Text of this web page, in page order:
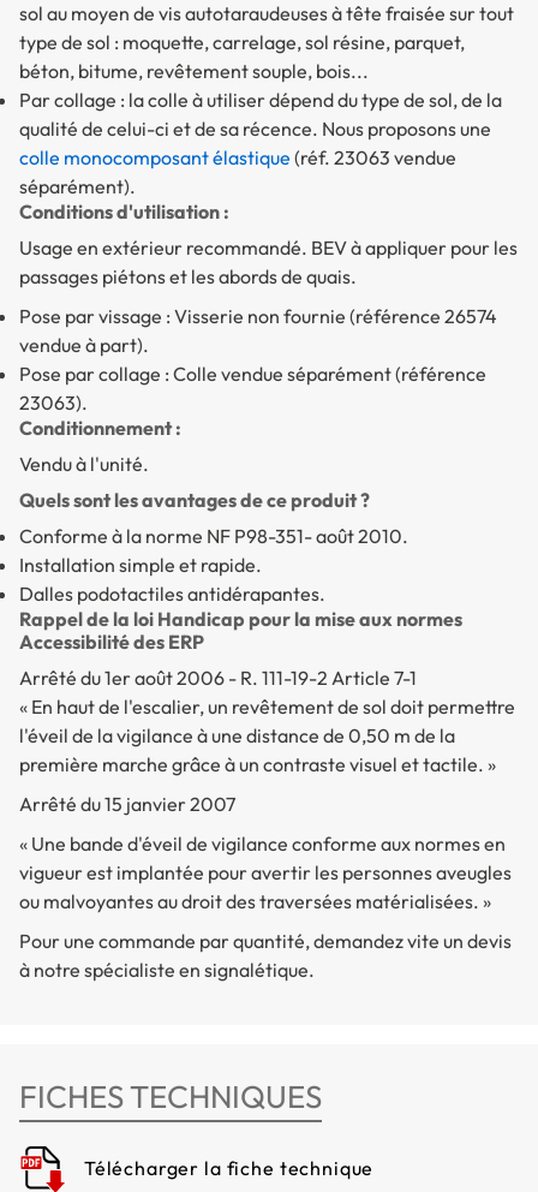
sol au moyen de vis autotaraudeuses à tête fraisée sur tout
type de sol : moquette, carrelage, sol résine, parquet,
béton, bitume, revêtement souple, bois...
Par collage : la colle à utiliser dépend du type de sol, de la
qualité de celui-ci et de sa récence. Nous proposons une
colle monocomposant élastique (réf. 23063 vendue
séparément).
Conditions d'utilisation :
Usage en extérieur recommandé. BEV à appliquer pour les
passages piétons et les abords de quais.
Pose par vissage : Visserie non fournie (référence 26574
vendue à part).
Pose par collage : Colle vendue séparément (référence
23063).
Conditionnement :
Vendu à l'unité.
Quels sont les avantages de ce produit ?
Conforme à la norme NF P98-351- août 2010.
Installation simple et rapide.
Dalles podotactiles antidérapantes.
Rappel de la loi Handicap pour la mise aux normes
Accessibilité des ERP
Arrêté du 1er août 2006 - R. 111-19-2 Article 7-1
« En haut de l'escalier, un revêtement de sol doit permettre
l'éveil de la vigilance à une distance de 0,50 m de la
première marche grâce à un contraste visuel et tactile. »
Arrêté du 15 janvier 2007
« Une bande d'éveil de vigilance conforme aux normes en
vigueur est implantée pour avertir les personnes aveugles
ou malvoyantes au droit des traversées matérialisées. »
Pour une commande par quantité, demandez vite un devis
à notre spécialiste en signalétique.
FICHES TECHNIQUES
Télécharger la fiche technique